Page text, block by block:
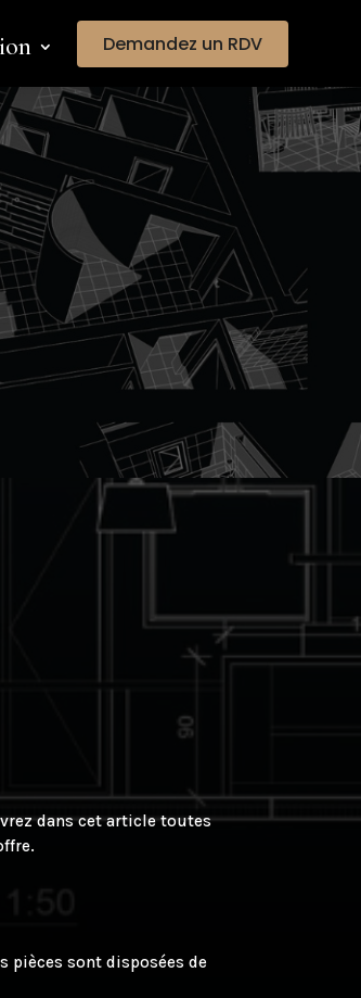
Demandez un RDV
dans cet article toutes
pièces sont disposées de